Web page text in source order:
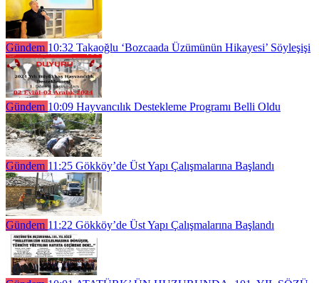
Gündem 10:32 Takaoğlu ‘Bozcaada Üzümünün Hikayesi’ Söyleşişi
Gündem 10:09 Hayvancılık Destekleme Programı Belli Oldu
Gündem 11:25 Gökköy’de Üst Yapı Çalışmalarına Başlandı
Gündem 11:22 Gökköy’de Üst Yapı Çalışmalarına Başlandı